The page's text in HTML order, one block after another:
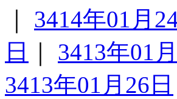
3414年01月
日
3413年01
3413年01月26日